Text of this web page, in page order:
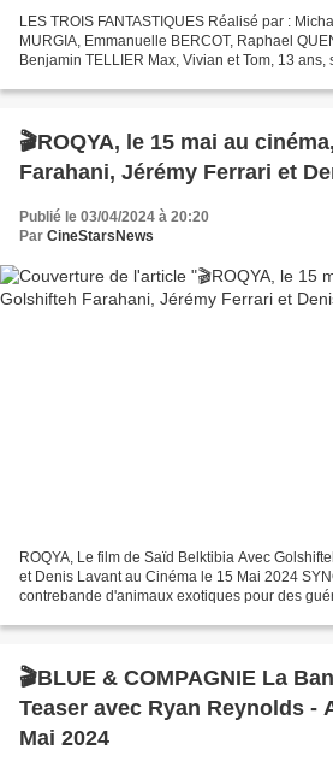
LES TROIS FANTASTIQUES Réalisé par :
MURGIA, Emmanuelle BERCOT, Raphael
Benjamin TELLIER Max, Vivian et Tom, 13 ans,
🎬ROQYA, le 15 mai au
Farahani, Jérémy Ferrari et
Publié le 03/04/2024 à 20:20
Par CineStarsNews
ROQYA, Le film de Saïd Belktibia Avec
et Denis Lavant au Cinéma le 15 Mai 2024
contrebande d'animaux exotiques pour des
🎬BLUE & COMPAGNIE La
Teaser avec Ryan Reynolds -
Mai 2024